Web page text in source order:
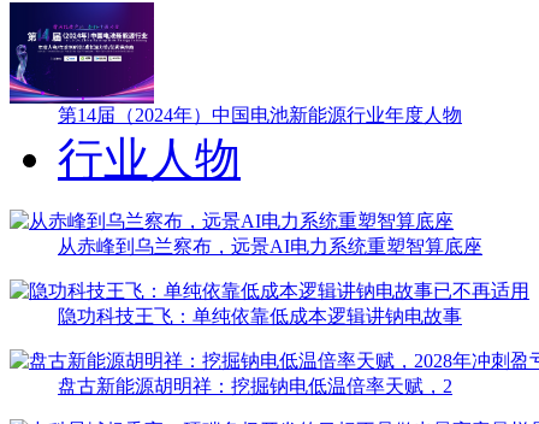
第14届（2024年）中国电池新能源行业年度人物
行业人物
从赤峰到乌兰察布，远景AI电力系统重塑智算底座
隐功科技王飞：单纯依靠低成本逻辑讲钠电故事
盘古新能源胡明祥：挖掘钠电低温倍率天赋，2